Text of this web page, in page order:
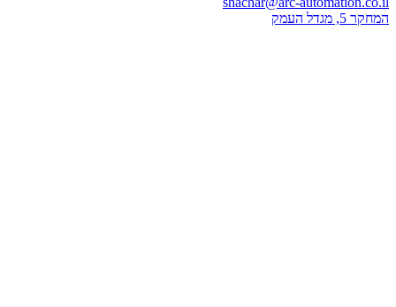
המחקר 5, מגדל העמק